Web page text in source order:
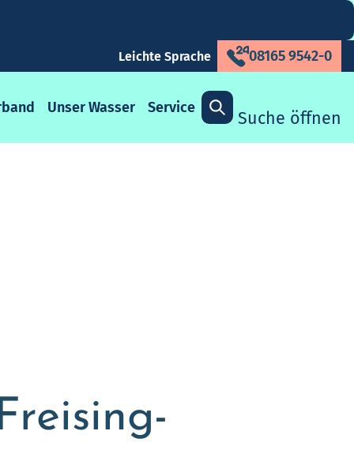
Leichte Sprache 08165 9542-0
Unser Wasser Service
Suche öffnen